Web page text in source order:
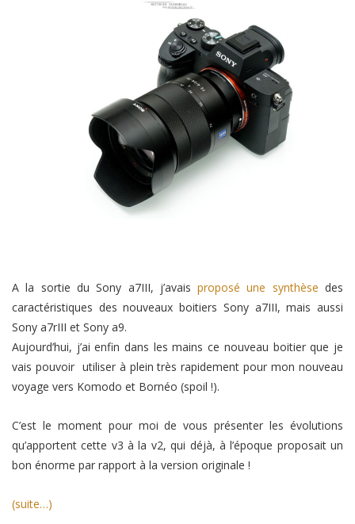
A la sortie du Sony a7III, j’avaisproposé une synthèse des
caractéristiques des nouveaux boitiers Sony a7III, mais aussi
Sony a7rIII et Sony a9.
Aujourd’hui, j’ai enfin dans les mains ce nouveau boitier que je
vais pouvoir utiliser à plein très rapidement pour mon nouveau
voyage vers Komodo et Bornéo (spoil !).
C’est le moment pour moi de vous présenter les évolutions
qu’apportent cette v3 à la v2, qui déjà, à l’époque proposait un
bon énorme par rapport à la version originale !
(suite…)